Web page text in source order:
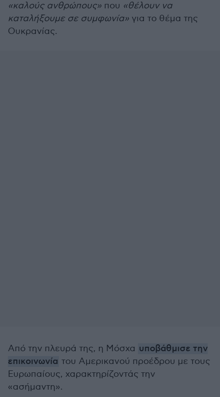
«καλούς ανθρώπους» που «θέλουν να
καταλήξουμε σε συμφωνία» για το θέμα της
Ουκρανίας.
Από την πλευρά της, η Μόσχα υποβάθμισε την
επικοινωνία του Αμερικανού προέδρου με τους
Ευρωπαίους, χαρακτηρίζοντάς την
«ασήμαντη».